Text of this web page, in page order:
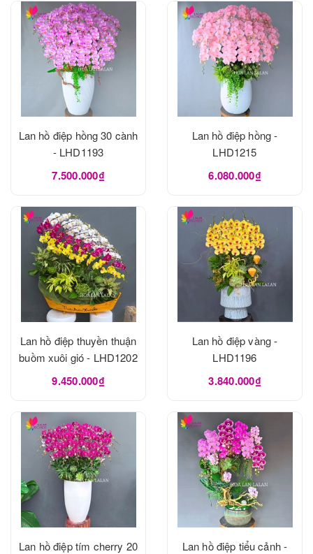
Lan hồ điệp hồng 30 cành
- LHD1193
7.500.000₫
Lan hồ điệp hồng -
LHD1215
6.080.000₫
Lan hồ điệp thuyền thuận
buồm xuôi gió - LHD1202
9.450.000₫
Lan hồ điệp vàng -
LHD1196
3.840.000₫
Lan hồ điệp tím cherry 20
Lan hồ điệp tiểu cảnh -